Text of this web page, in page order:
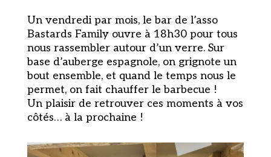
Un vendredi par mois, le bar de l’asso
Bastards Family ouvre à 18h30 pour tous
nous rassembler autour d’un verre. Sur
base d’auberge espagnole, on grignote un
bout ensemble, et quand le temps nous le
permet, on fait chauffer le barbecue !
Un plaisir de retrouver ces moments à vos
côtés… à la prochaine !